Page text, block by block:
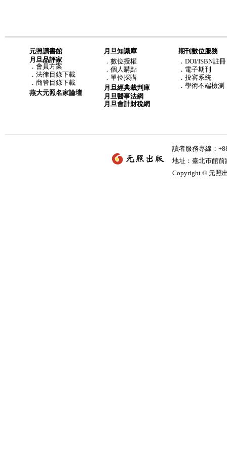
元照讀書館
月旦品評家
． 會員方案
． 法律目錄下載
． 商管目錄下載
燕大元照名家論壇
月旦知識庫
． 數位授權
． 個人購點
． 單位採購
月旦經典裁判庫
月旦醫事法網
月旦會計財稅網
期刊數位服務
．DOI/ISBN註冊
．電子期刊
．投審系統
．學術不端檢測
讀者服務專線：
地址：臺北市館
Copyright © 元照